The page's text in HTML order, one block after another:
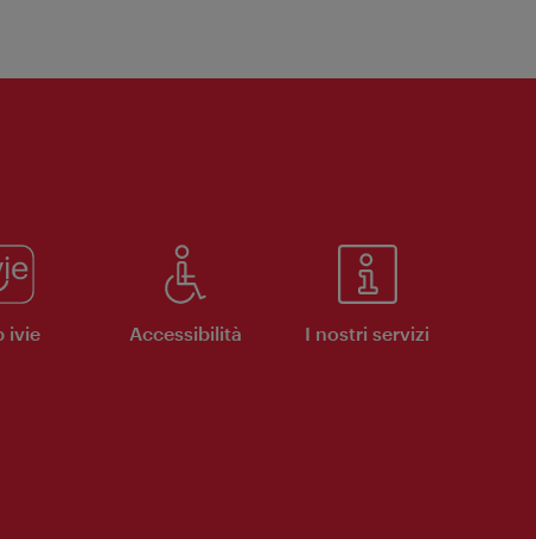
ivie Accessibilità I nostri servizi